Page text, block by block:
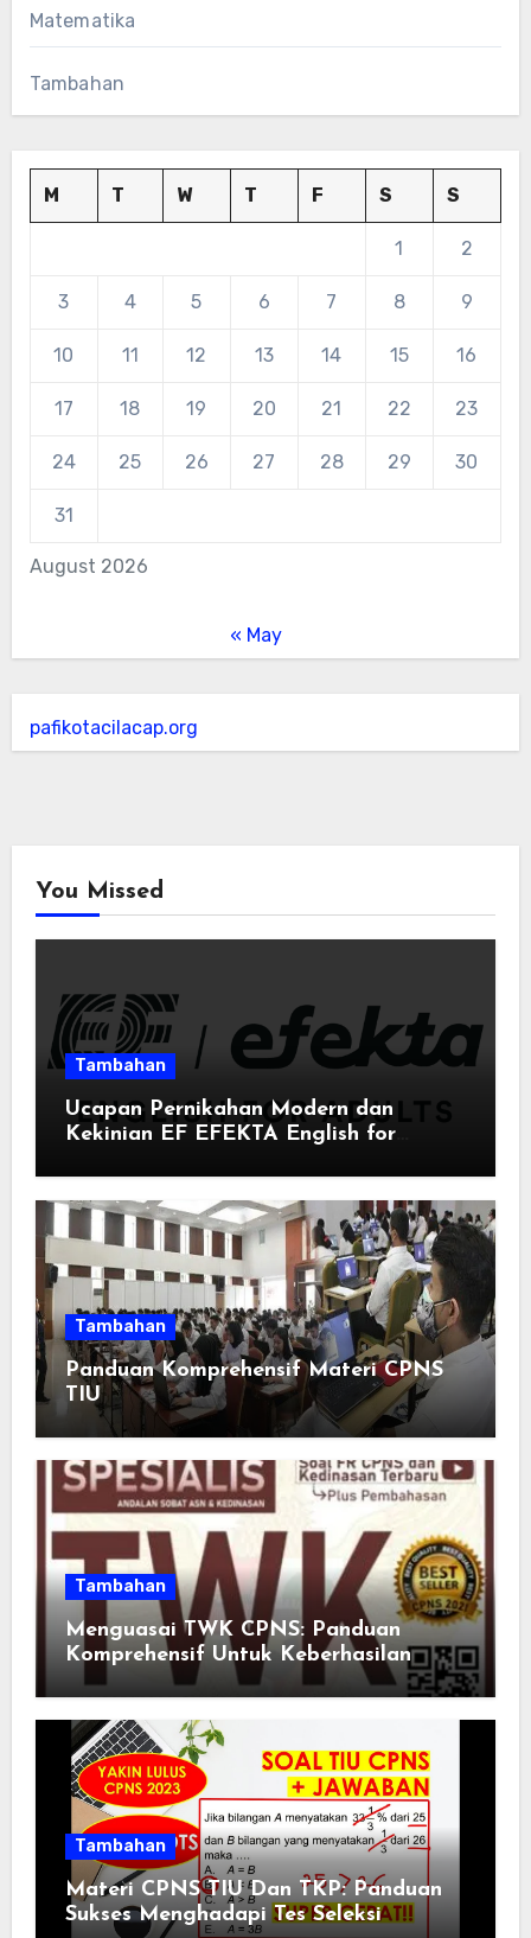
Matematika
Tambahan
August 2026
M T W T F S S
1 2
3 4 5 6 7 8 9
10 11 12 13 14 15 16
17 18 19 20 21 22 23
24 25 26 27 28 29 30
31
« May
pafikotacilacap.org
You Missed
Tambahan
Ucapan Pernikahan Modern dan
Kekinian EF EFEKTA English for
Tambahan
Panduan Komprehensif Materi CPNS
TIU
Tambahan
Menguasai TWK CPNS: Panduan
Komprehensif Untuk Keberhasilan
Tambahan
Materi CPNS TIU Dan TKP: Panduan
Sukses Menghadapi Tes Seleksi